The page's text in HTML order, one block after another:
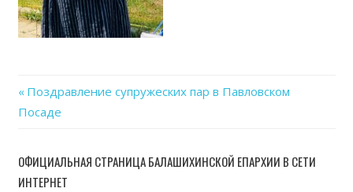
Навигация
записям
Previous
Post:
Поздравление супружеских пар в Павловском
Посаде
ОФИЦИАЛЬНАЯ СТРАНИЦА БАЛАШИХИНСКОЙ ЕПАРХИИ В СЕТИ
ИНТЕРНЕТ